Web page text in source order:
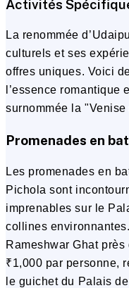
Activités
La renommée
culturels et ses
offres uniques. Voici
l’essence
surnommée la "Venise
Promenades en
Les promenades en
Pichola sont
imprenables sur le
collines
Rameshwar Ghat
₹1,000 par personne,
le guichet du Palais